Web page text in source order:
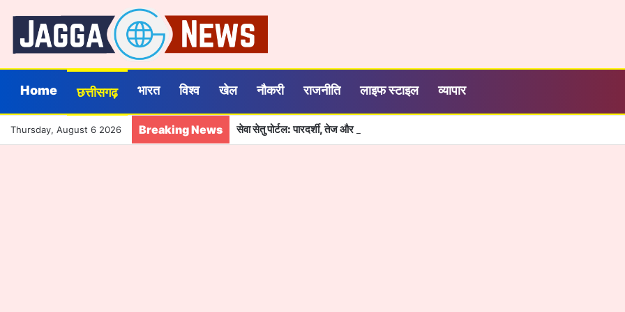
Home छत्तीसगढ़ भारत विश्व खेल नौकरी राजनीति लाइफ स्टाइल व्यापार
Thursday, August 6 2026 Breaking News सेवा सेतु पोर्टल: पारदर्शी, तेज और आसान हुई सरकारी सेवाओं की व्यवस्था